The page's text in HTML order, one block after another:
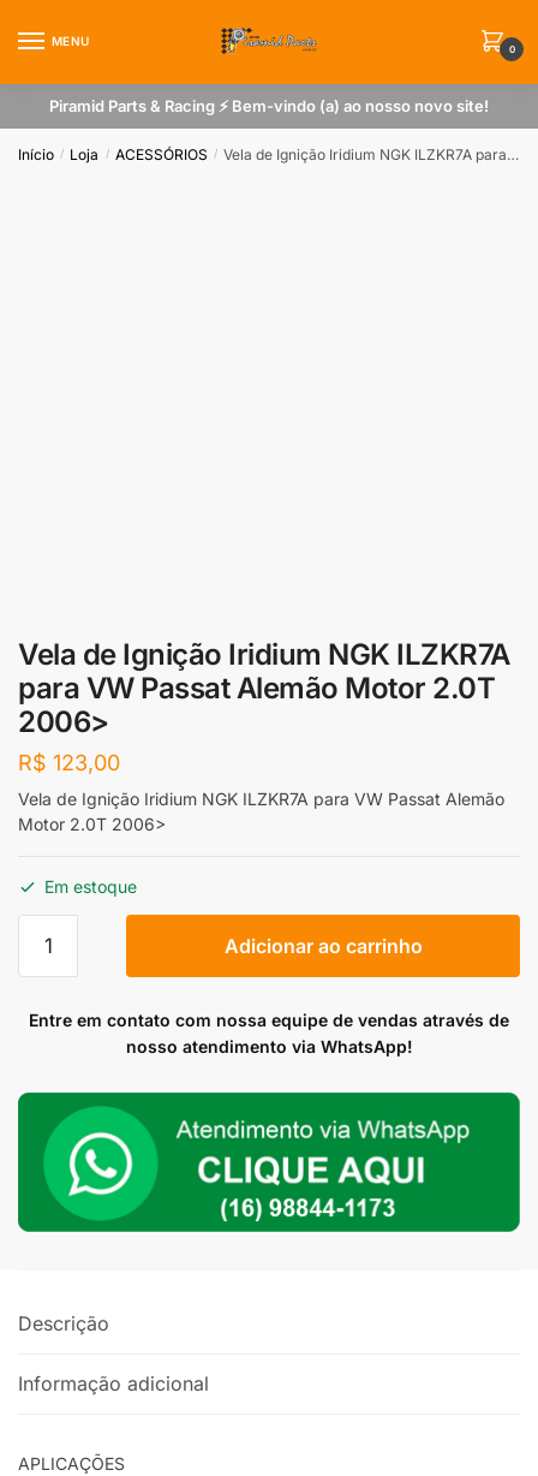
MENU
0
Piramid Parts & Racing ⚡ Bem-vindo (a) ao nosso novo site!
Início / Loja / ACESSÓRIOS / Vela de Ignição Iridium NGK ILZKR7A para VW Passat Alemão Motor 2.0T 2006>
Vela de Ignição Iridium NGK ILZKR7A
para VW Passat Alemão Motor 2.0T
2006>
R$ 123,00
Vela de Ignição Iridium NGK ILZKR7A para VW Passat Alemão
Motor 2.0T 2006>
Em estoque
Iridium
para
Passat
Alemão
Motor
Adicionar ao carrinho
Entre em contato com nossa equipe de vendas através de
nosso atendimento via WhatsApp!
Descrição
Informação adicional
APLICAÇÕES